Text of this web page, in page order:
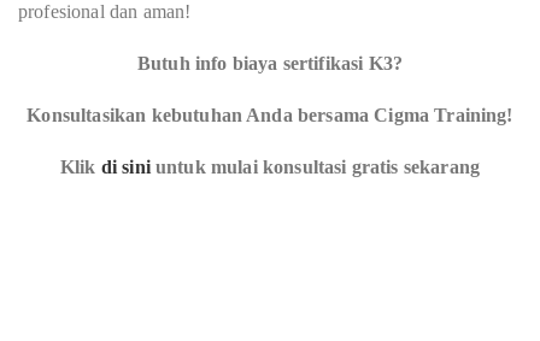
profesional dan aman!
Butuh info biaya sertifikasi K3?
Konsultasikan kebutuhan Anda bersama Cigma Training!
Klik di siniuntuk mulai konsultasi gratis sekarang